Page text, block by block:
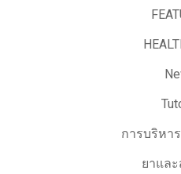
การบริหา
ยาแล